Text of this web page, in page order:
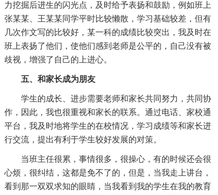
力挖掘后进生的闪光点，及时给予表扬和鼓励，例如班上
张某某、王某某同学平时比较懒散，学习基础较差，但有
几次作文写的比较好，某一科的成绩比较突出，我及时在
班上表扬了他们，使他们感到老师是公平的，自己没有被
歧视，增强了自己的上进心。
五、和家长成为朋友
学生的成长、进步需要老师和家长共同努力，共同协
作，因此，我也很重视和家长的联系。通过电话、家校通
平台，我及时地将学生的在校情况，学习成绩等和家长进
行交流，提出有利于学生较好发展的对策。
当班主任很累，事情很多，很操心，有的时候还会很
心烦，很纠结，这都是免不了的，但是，当我走上讲台，
看到那一双双求知的眼睛，当我看到我的学生在我的教育